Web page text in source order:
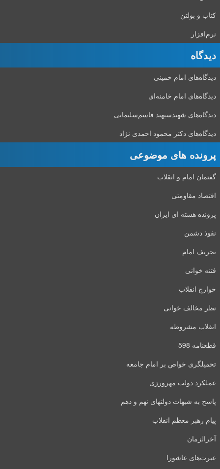
کتاب و بولتن
نرم‌افزار
دیدگاه‌
دیدگاه‌های امام خمینی
دیدگاه‌های امام خامنه‌ای
دیدگاه‌های شهید‌سپهبد قاسم‌سلیمانی
دیدگاه‌های دکتر محمود احمدی نژاد
پرونده های موضوعی
گفتمان امام و انقلاب
اقتصاد مقاومتی
پرونده هسته ای ایران
نفوذ دشمن
تحریف امام
فتنه خوانی
خوارج انقلاب
نظر مخالف خوانی
انقلاب مشروطه
قطعنامه 598
تحمیلگری خواص بر امام جامعه
عملکرد دولت مهرورزی
پاسخ به شبهات دولتهای نهم و دهم
پیام رهبر معظم انقلاب
آخرالزمان
عبرت‌های عاشورا